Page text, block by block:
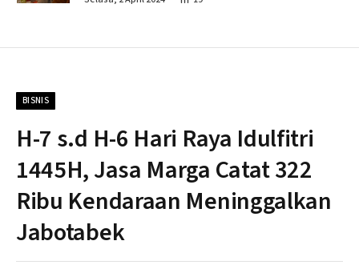
BISNIS
H-7 s.d H-6 Hari Raya Idulfitri
1445H, Jasa Marga Catat 322
Ribu Kendaraan Meninggalkan
Jabotabek